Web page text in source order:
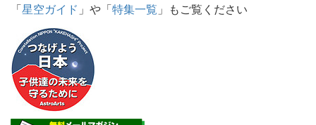
「星空ガイド 」や「特集一覧 」もご覧ください